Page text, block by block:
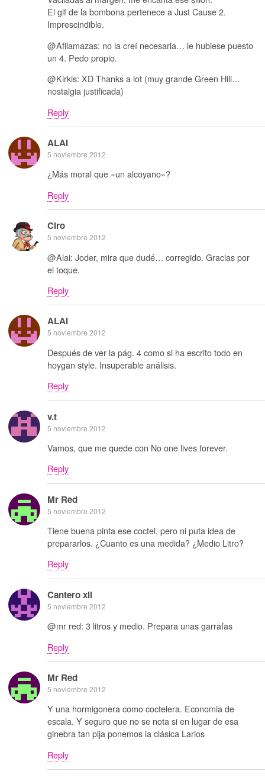
El gif de la bombona pertenece a Just Cause 2.
Imprescindible.
@Afilamazas: no la creí necesaria… le hubiese puesto
un 4. Pedo propio.
@Kirkis: XD Thanks a lot (muy grande Green Hill…
nostalgia justificada)
Reply
ALAI
5 noviembre 2012
¿Más moral que «un alcoyano»?
Reply
Ciro
5 noviembre 2012
@Alai: Joder, mira que dudé… corregido. Gracias por
el toque.
Reply
ALAI
5 noviembre 2012
Después de ver la pág. 4 como si ha escrito todo en
hoygan style. Insuperable análisis.
Reply
v.t
5 noviembre 2012
Vamos, que me quede con No one lives forever.
Reply
Mr Red
5 noviembre 2012
Tiene buena pinta ese coctel, pero ni puta idea de
prepararlos. ¿Cuanto es una medida? ¿Medio Litro?
Reply
Cantero xii
5 noviembre 2012
@mr red: 3 litros y medio. Prepara unas garrafas
Reply
Mr Red
5 noviembre 2012
Y una hormigonera como coctelera. Economia de
escala. Y seguro que no se nota si en lugar de esa
ginebra tan pija ponemos la clásica Larios
Reply